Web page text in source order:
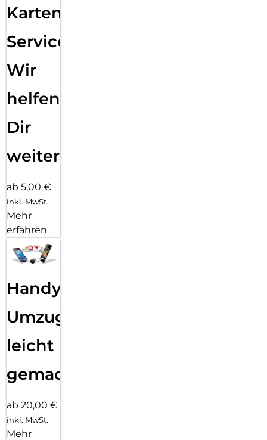
Karten
Service:
Wir
helfen
Dir
weiter
ab 5,00 €
inkl. MwSt.
Mehr
erfahren
Handy
Umzug
leicht
gemacht!
ab 20,00 €
inkl. MwSt.
Mehr